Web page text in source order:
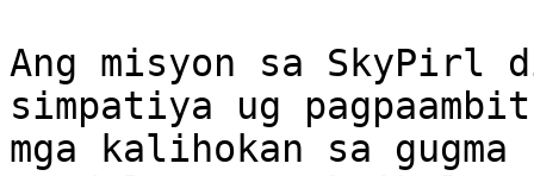
Ang misyon sa SkyPirl
simpatiya ug
mga kalihokan sa